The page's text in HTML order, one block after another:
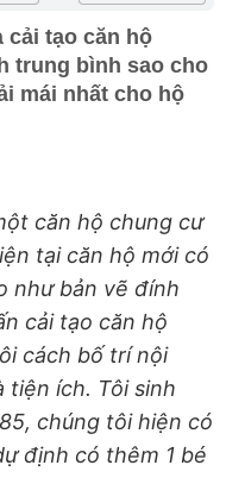
cải tạo căn hộ
trung bình sao cho
mái nhất cho hộ
căn hộ chung cư
tại căn hộ mới có
như bản vẽ đính
cải tạo căn hộ
cách bố trí nội
tiện ích. Tôi sinh
chúng tôi hiện có
định có thêm 1 bé